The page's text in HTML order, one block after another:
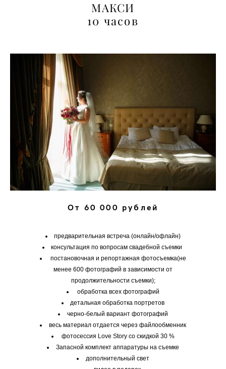
МАКСИ
10 часов
От 60 000 рублей
предварительная встреча (онлайн/офлайн)
консультация по вопросам свадебной съемки
постановочная и репортажная фотосъемка(не
менее 600 фотографий в зависимости от
продолжительности съемки);​
обработка всех фотографий​
детальная обработка портретов
черно-белый вариант фотографий
весь материал отдается через файлообменник
фотосессия Love Story со скидкой 30 %
Запасной комплект аппаратуры на съемке
дополнительный свет